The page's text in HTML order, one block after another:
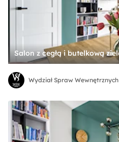
Wydział Spraw Wewnętrznych